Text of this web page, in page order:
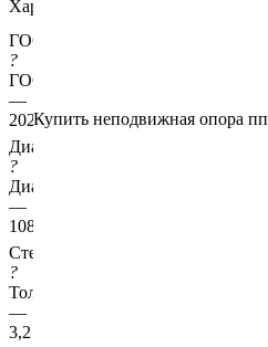
Купить неподвижная опора
Характеристики
ГОСТ несущей трубы
?
ГОСТ основной трубы
—
20295
Диаметр трубы, мм
?
Диаметр основной трубы
—
108
Стенка трубы, мм
?
Толщина стенки несущей трубы
—
3,2